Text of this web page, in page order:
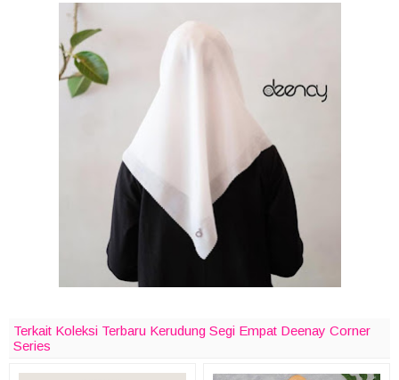
Terkait Koleksi Terbaru Kerudung Segi Empat Deenay Corner
Series